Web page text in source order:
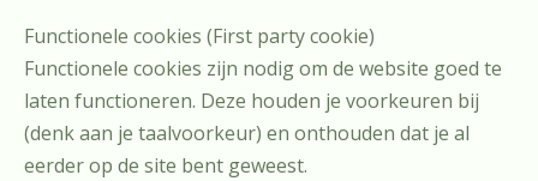
Functionele cookies (First party cookie)
Functionele cookies zijn nodig om de website goed te
laten functioneren. Deze houden je voorkeuren bij
(denk aan je taalvoorkeur) en onthouden dat je al
eerder op de site bent geweest.